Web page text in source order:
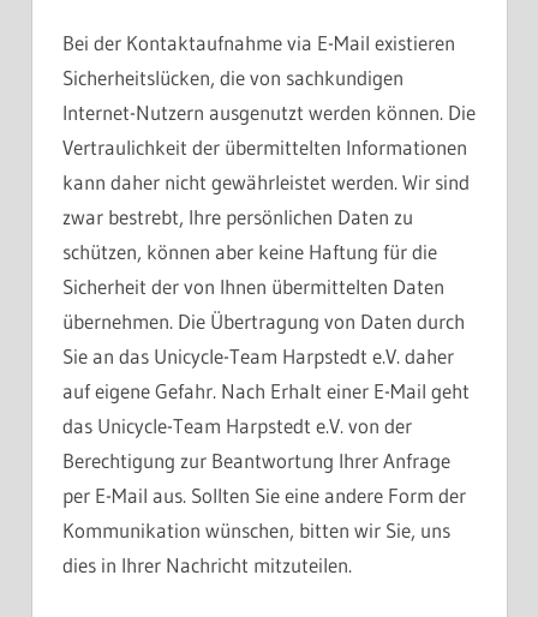
Bei der Kontaktaufnahme via E-Mail existieren
Sicherheitslücken, die von sachkundigen
Internet-Nutzern ausgenutzt werden können. Die
Vertraulichkeit der übermittelten Informationen
kann daher nicht gewährleistet werden. Wir sind
zwar bestrebt, Ihre persönlichen Daten zu
schützen, können aber keine Haftung für die
Sicherheit der von Ihnen übermittelten Daten
übernehmen. Die Übertragung von Daten durch
Sie an das Unicycle-Team Harpstedt e.V. daher
auf eigene Gefahr. Nach Erhalt einer E-Mail geht
das Unicycle-Team Harpstedt e.V. von der
Berechtigung zur Beantwortung Ihrer Anfrage
per E-Mail aus. Sollten Sie eine andere Form der
Kommunikation wünschen, bitten wir Sie, uns
dies in Ihrer Nachricht mitzuteilen.